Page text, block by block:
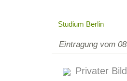
Studium Berlin
Eintragung vom
Privater